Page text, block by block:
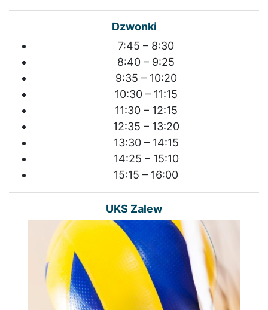
Dzwonki
7:45 – 8:30
8:40 – 9:25
9:35 – 10:20
10:30 – 11:15
11:30 – 12:15
12:35 – 13:20
13:30 – 14:15
14:25 – 15:10
15:15 – 16:00
UKS Zalew